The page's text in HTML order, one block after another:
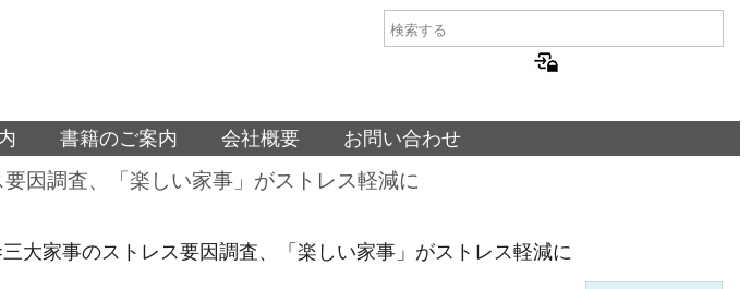
書籍のご案内 会社概要 お問い合わせ
因調査、「楽しい家事」がストレス軽減に
大家事のストレス要因調査、「楽しい家事」がストレス軽減に